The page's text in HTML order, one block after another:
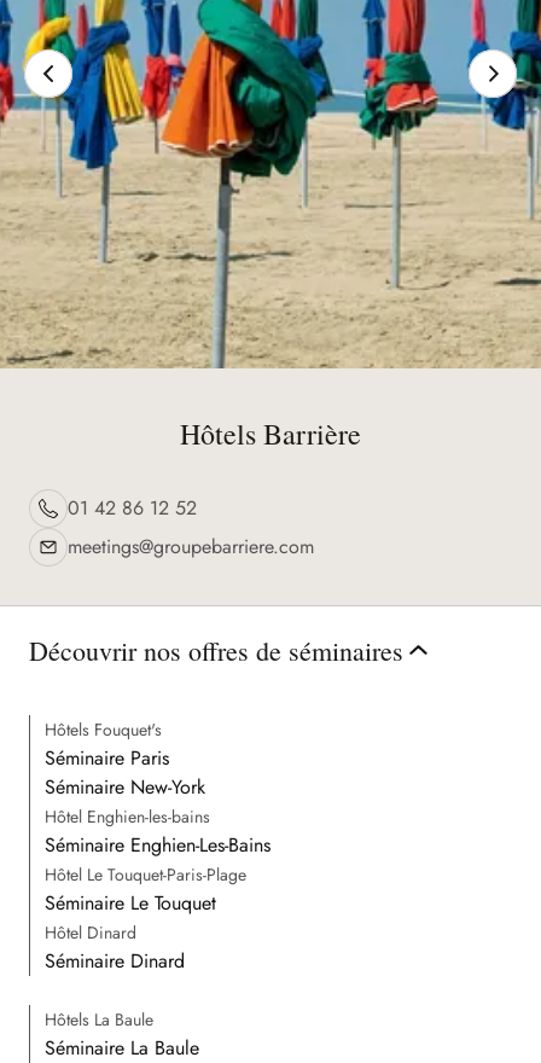
alliance entre charme normand et ambiance chic, à deux
heures de Paris.
Découvrir la destination
Hôtels Barrière
01 42 86 12 52
meetings@groupebarriere.com
Découvrir nos offres de séminaires
Hôtels Fouquet's
Séminaire Paris
Séminaire New-York
Hôtel Enghien-les-bains
Séminaire Enghien-Les-Bains
Hôtel Le Touquet-Paris-Plage
Séminaire Le Touquet
Hôtel Dinard
Séminaire Dinard
Hôtels La Baule
Séminaire La Baule